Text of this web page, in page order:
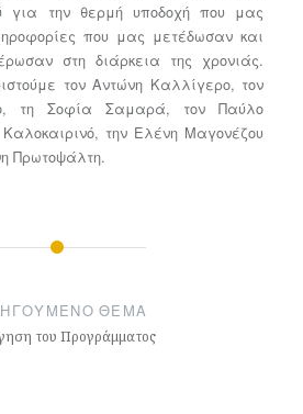
για την θερμή υποδοχή που μας
που μας μετέδωσαν και
στη διάρκεια της χρονιάς.
τον Αντώνη Καλλίγερο, τον
τη Σοφία Σαμαρά, τον Παύλο
την Ελένη Μαγονέζου
Πρωτοψάλτη.
ΘΈΜΑ
του Προγράμματος